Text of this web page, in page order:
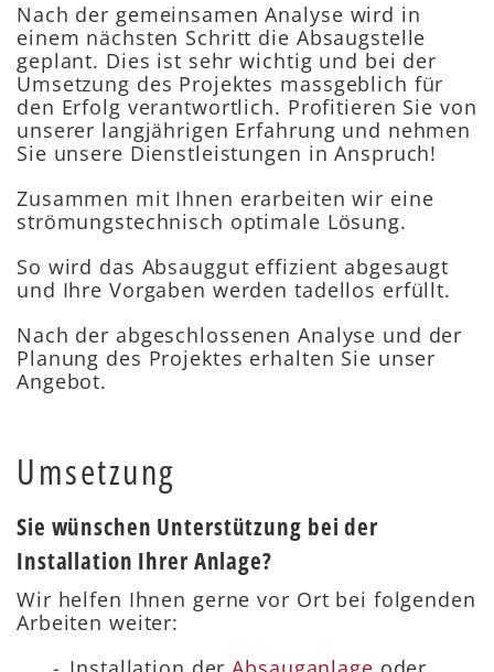
Nach der gemeinsamen Analyse wird in
einem nächsten Schritt die Absaugstelle
geplant. Dies ist sehr wichtig und bei der
Umsetzung des Projektes massgeblich für
den Erfolg verantwortlich. Profitieren Sie von
unserer langjährigen Erfahrung und nehmen
Sie unsere Dienstleistungen in Anspruch!
Zusammen mit Ihnen erarbeiten wir eine
strömungstechnisch optimale Lösung.
So wird das Absauggut effizient abgesaugt
und Ihre Vorgaben werden tadellos erfüllt.
Nach der abgeschlossenen Analyse und der
Planung des Projektes erhalten Sie unser
Angebot.
Umsetzung
Sie wünschen Unterstützung bei der
Installation Ihrer Anlage?
Wir helfen Ihnen gerne vor Ort bei folgenden
Arbeiten weiter: